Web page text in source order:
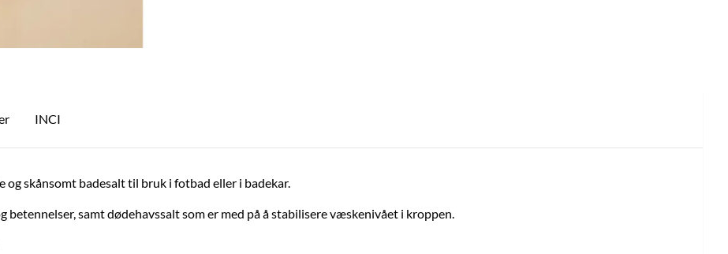
INCI
skånsomt badesalt til bruk i fotbad eller i badekar.
samt dødehavssalt som er med på å stabilisere væskenivået i kroppen.